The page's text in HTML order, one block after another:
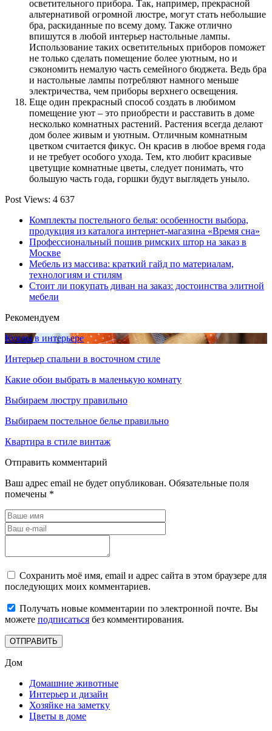
осветительного прибора. Так, например, прекрасной
альтернативой огромной люстре, могут стать небольшие
бра, раскиданные по всему дому. Также отлично
впишутся в любой интерьер настольные лампы.
Использование таких осветительных приборов поможет
не только сделать помещение более уютным, но и
сэкономить немалую часть семейного бюджета. Ведь бра
и настольные лампы потребляют намного меньше
электричества, чем приборы верхнего освещения.
Еще один прекрасный способ создать в любимом
помещение уют – это приобрести и расставить в доме
несколько комнатных растений. Растения всегда делают
дом более живым и уютным. Отличным комнатным
цветком считается фикус. Он красив в любое время года
и не требует особого ухода. Тем, кто любит красивые
цветущие комнатные цветы, следует понимать, что
большую часть года, горшки будут выглядеть уныло.
Post Views: 4 637
Комплекты постельного белья: особенности выбора,
продукция из каталога интернет-магазина «Время сна»
Профессиональный пошив римских штор на заказ в
Москве
Мебель из массива: краткий гайд по материалам,
технологиям и стилям
Стоит ли покупать диван на заказ: достоинства элитной
мебели
Рекомендуем
Куклы в интерьере
Интерьер спальни в восточном стиле
Какие обои выбрать в маленькую комнату
Выбираем люстру правильно
Выбираем постельное белье правильно
Квартира в стиле винтаж
Отправить комментарий
Ваш адрес email не будет опубликован. Обязательные поля
помечены *
Сохранить моё имя, email и адрес сайта в этом браузере для
последующих моих комментариев.
Получать новые комментарии по электронной почте. Вы
можете подписаться без комментирования.
Дом
Домашние животные
Интерьер и дизайн
Хозяйке на заметку
Цветы в доме